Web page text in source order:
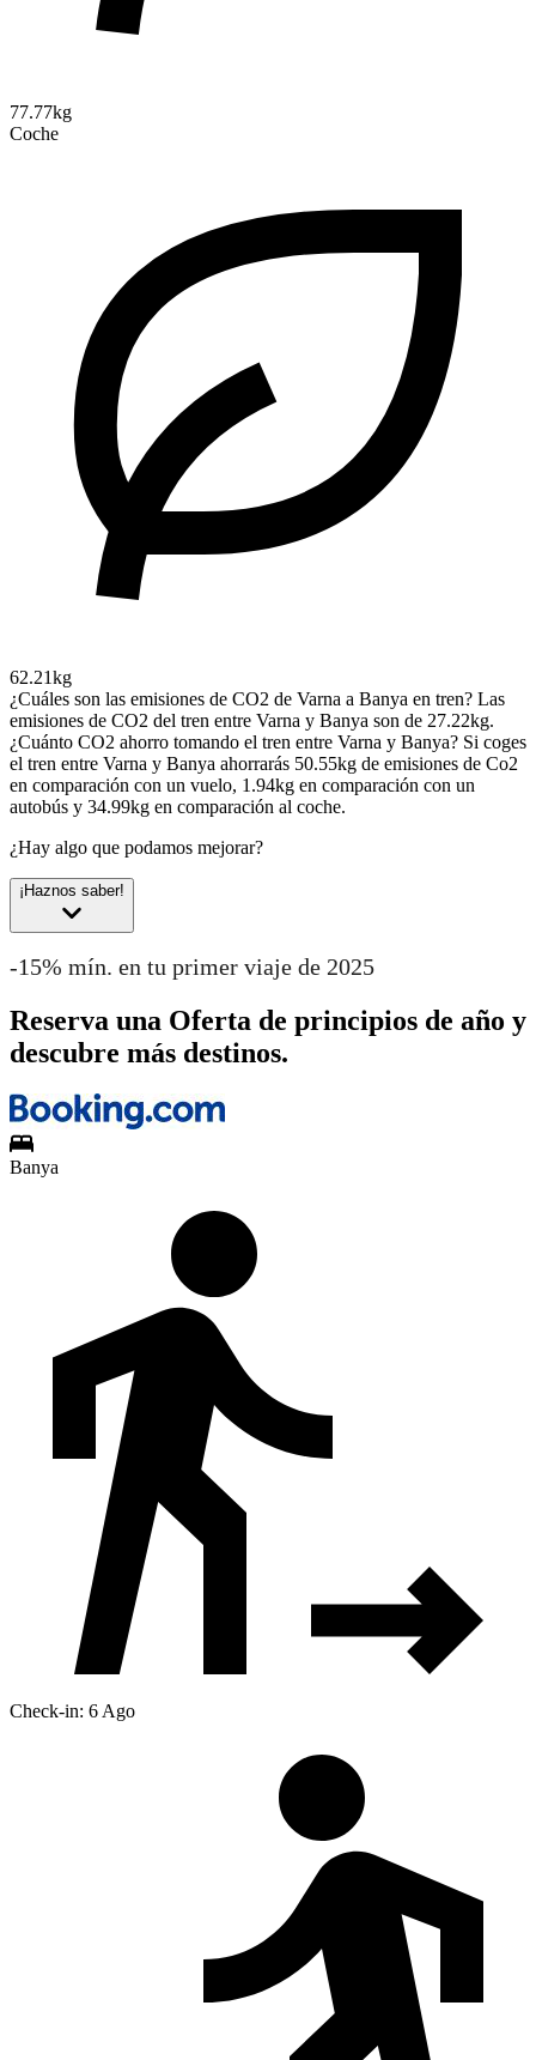
77.77kg
Coche
62.21kg
¿Cuáles son las emisiones de CO2 de Varna a Banya en tren? Las
emisiones de CO2 del tren entre Varna y Banya son de 27.22kg.
¿Cuánto CO2 ahorro tomando el tren entre Varna y Banya? Si coges
el tren entre Varna y Banya ahorrarás 50.55kg de emisiones de Co2
en comparación con un vuelo, 1.94kg en comparación con un
autobús y 34.99kg en comparación al coche.
¿Hay algo que podamos mejorar?
¡Haznos saber!
-15% mín. en tu primer viaje de 2025
Reserva una Oferta de principios de año y
descubre más destinos.
Banya
Check-in: 6 Ago